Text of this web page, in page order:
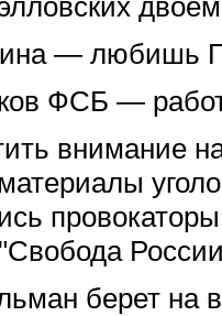
— любишь
ФСБ —
внимание
берет на